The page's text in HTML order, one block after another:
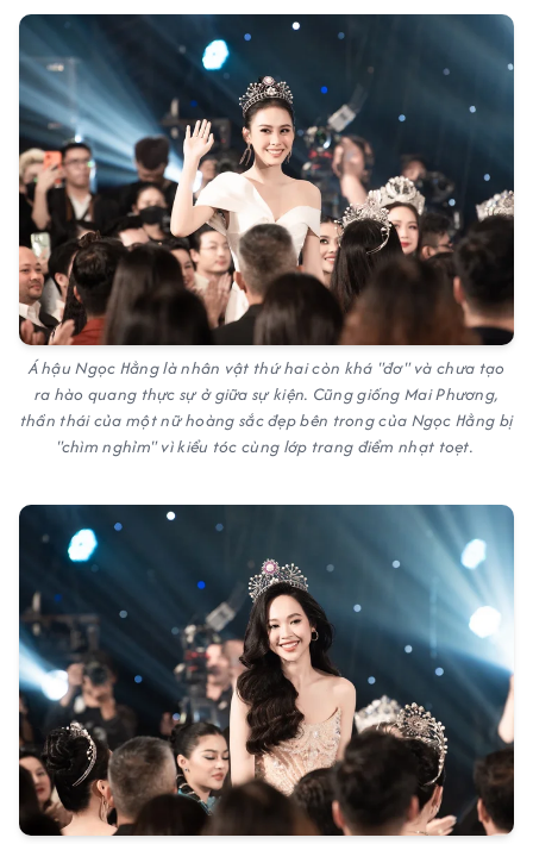
Á hậu Ngọc Hằng là nhân vật thứ hai còn khá "đơ" và chưa tạo
ra hào quang thực sự ở giữa sự kiện. Cũng giống Mai Phương,
thần thái của một nữ hoàng sắc đẹp bên trong của Ngọc Hằng bị
"chìm nghỉm" vì kiểu tóc cùng lớp trang điểm nhạt toẹt.